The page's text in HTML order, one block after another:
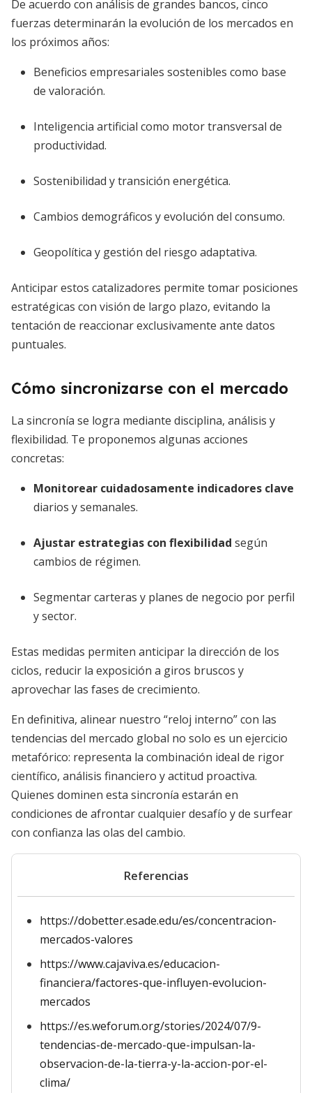
De acuerdo con análisis de grandes bancos, cinco
fuerzas determinarán la evolución de los mercados en
los próximos años:
Beneficios empresariales sostenibles como base
de valoración.
Inteligencia artificial como motor transversal de
productividad.
Sostenibilidad y transición energética.
Cambios demográficos y evolución del consumo.
Geopolítica y gestión del riesgo adaptativa.
Anticipar estos catalizadores permite tomar posiciones
estratégicas con visión de largo plazo, evitando la
tentación de reaccionar exclusivamente ante datos
puntuales.
Cómo sincronizarse con el mercado
La sincronía se logra mediante disciplina, análisis y
flexibilidad. Te proponemos algunas acciones
concretas:
Monitorear cuidadosamente indicadores clave
diarios y semanales.
Ajustar estrategias con flexibilidad según
cambios de régimen.
Segmentar carteras y planes de negocio por perfil
y sector.
Estas medidas permiten anticipar la dirección de los
ciclos, reducir la exposición a giros bruscos y
aprovechar las fases de crecimiento.
En definitiva, alinear nuestro “reloj interno” con las
tendencias del mercado global no solo es un ejercicio
metafórico: representa la combinación ideal de rigor
científico, análisis financiero y actitud proactiva.
Quienes dominen esta sincronía estarán en
condiciones de afrontar cualquier desafío y de surfear
con confianza las olas del cambio.
Referencias
https://dobetter.esade.edu/es/concentracion-
mercados-valores
https://www.cajaviva.es/educacion-
financiera/factores-que-influyen-evolucion-
mercados
https://es.weforum.org/stories/2024/07/9-
tendencias-de-mercado-que-impulsan-la-
observacion-de-la-tierra-y-la-accion-por-el-
clima/